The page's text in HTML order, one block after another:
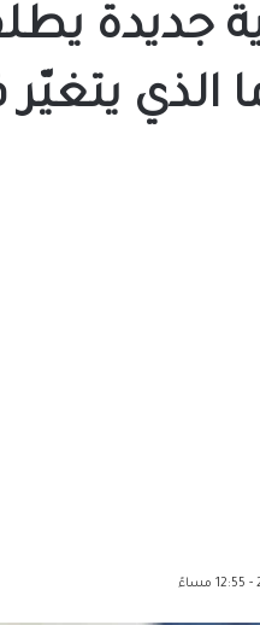
جديدة
يتغيّر في